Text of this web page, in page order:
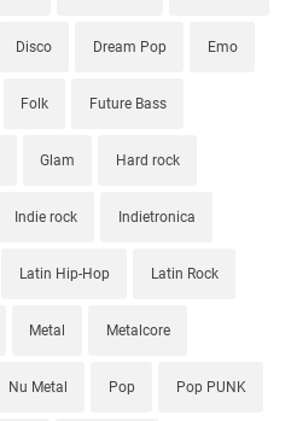
Disco Dream Pop Emo
Folk Future Bass
Glam Hard rock
Indie rock Indietronica
Latin Hip-Hop Latin Rock
Metal Metalcore
Nu Metal Pop Pop PUNK